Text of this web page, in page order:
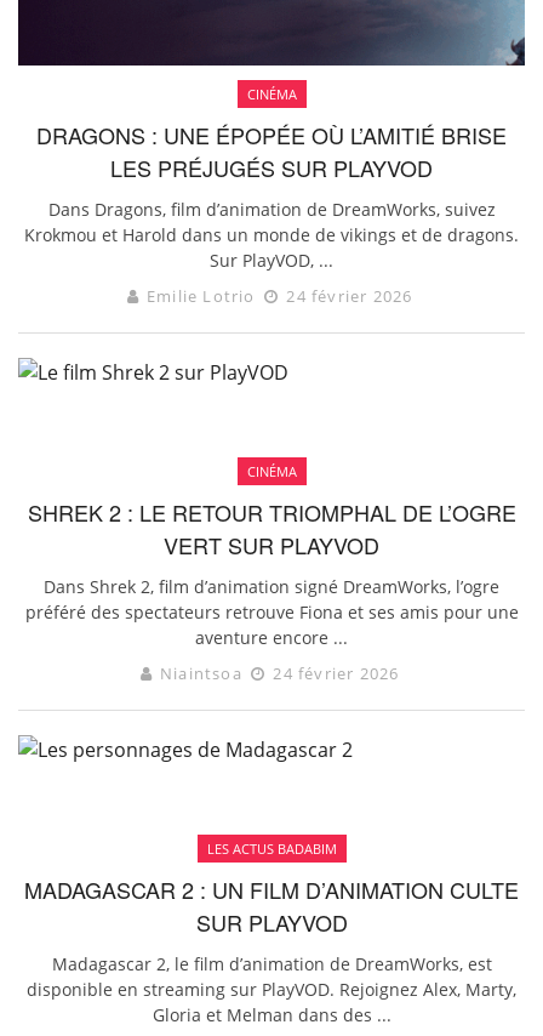
CINÉMA
DRAGONS : UNE ÉPOPÉE OÙ L’AMITIÉ BRISE
LES PRÉJUGÉS SUR PLAYVOD
Dans Dragons, film d’animation de DreamWorks, suivez
Krokmou et Harold dans un monde de vikings et de dragons.
Sur PlayVOD, ...
Emilie Lotrio 24 février 2026
CINÉMA
SHREK 2 : LE RETOUR TRIOMPHAL DE L’OGRE
VERT SUR PLAYVOD
Dans Shrek 2, film d’animation signé DreamWorks, l’ogre
préféré des spectateurs retrouve Fiona et ses amis pour une
aventure encore ...
Niaintsoa 24 février 2026
LES ACTUS BADABIM
MADAGASCAR 2 : UN FILM D’ANIMATION CULTE
SUR PLAYVOD
Madagascar 2, le film d’animation de DreamWorks, est
disponible en streaming sur PlayVOD. Rejoignez Alex, Marty,
Gloria et Melman dans des ...